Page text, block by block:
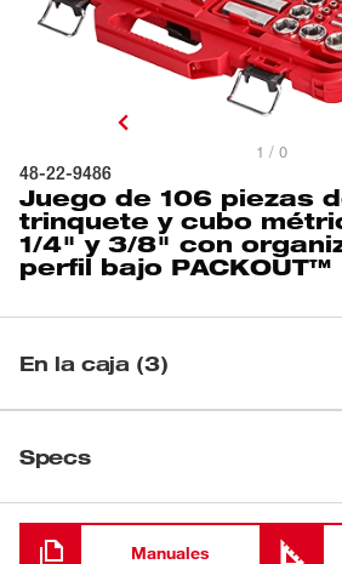
1 / 0
48-22-9486
Juego de 106 piezas
trinquete y cubo
1/4" y 3/8" con
perfil bajo PACKOUT™
En la caja (3)
(1)
Juego de trinquete con boca
1/4" y cubos SAE y métricos,
unidades
Specs
Cargando
Manuales